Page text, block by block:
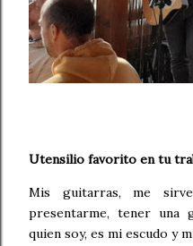
Utensilio favorito en tu
Mis guitarras, me
presentarme, tener una
quien soy, es mi escudo y